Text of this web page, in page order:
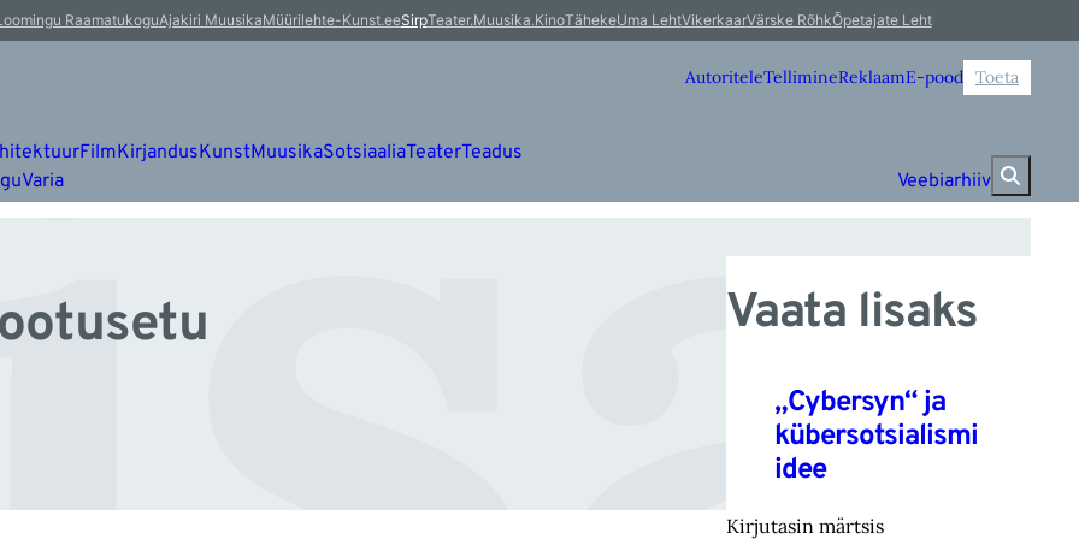
RaamatukoguAjakiri MuusikaMüürilehte-Kunst.eeSirpTeater.Muusika.KinoTähekeUma LehtVikerkaarVärske RõhkÕpetajate Leht
AutoriteleTellimineReklaamE-pood Toeta
FilmKirjandusKunstMuusikaSotsiaaliaTeaterTeadus
Varia Veebiarhiiv
Vaata lisaks
„Cybersyn“ ja
kübersotsialismi
idee
Kirjutasin märtsis